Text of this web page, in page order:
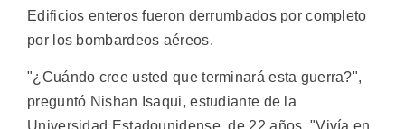
Edificios enteros fueron derrumbados por completo
por los bombardeos aéreos.
"¿Cuándo cree usted que terminará esta guerra?",
preguntó Nishan Isaqui, estudiante de la